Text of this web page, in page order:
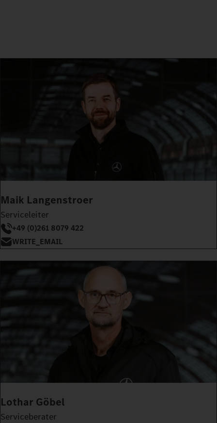
Maik Langenstroer
Serviceleiter
+49 (0)261 8079 422
WRITE_EMAIL
Lothar Göbel
Serviceberater